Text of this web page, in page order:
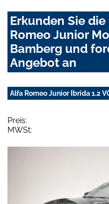
Erkunden Sie
Romeo Junior
Bamberg und
Angebot an
Alfa Romeo Junior Ibrida 1.2
Preis:
MWSt: